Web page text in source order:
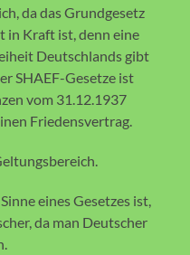
da das Grundgesetz
in Kraft ist, denn eine
Deutschlands gibt
SHAEF-Gesetze ist
vom 31.12.1937
Friedensvertrag.
eines Gesetzes ist,
da man Deutscher